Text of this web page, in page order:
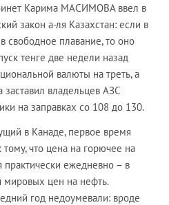
Карима МАСИМОВА ввел в
закон а-ля Казахстан: если в
свободное плавание, то оно
тенге две недели назад
валюты на треть, а
владельцев АЗС
на заправках со 108 до 130.
в Канаде, первое время
что цена на горючее на
практически ежедневно – в
мировых цен на нефть.
год недоумевали: вроде